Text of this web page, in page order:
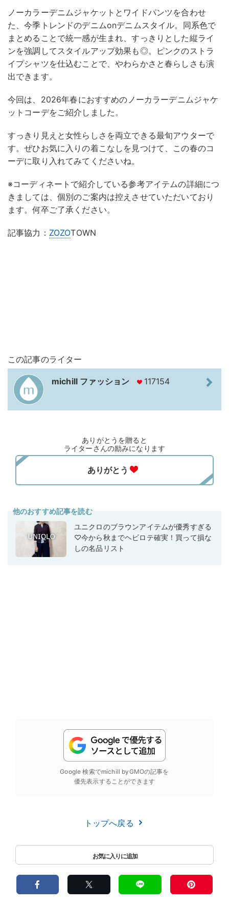
ノーカラーデニムジャケットとワイドパンツを合わせ
た、今季トレンドのデニムonデニムスタイル。同系色で
まとめることで統一感が生まれ、すっきりとした縦ライ
ンを強調してスタイルアップ効果も◎。ピンクのストラ
イプシャツを仕込むことで、やわらかさと春らしさも演
出できます。
今回は、2026年春におすすめのノーカラーデニムジャケ
ットコーデをご紹介しました。
すっきり見えと女性らしさを両立できる最旬アウターで
す。ぜひお気に入りの着こなしを見つけて、この春のコ
ーデに取り入れてみてくださいね。
※コーディネートで紹介している参考アイテムの詳細につ
きましては、個別のご案内は控えさせていただいており
ます。何卒ご了承ください。
記事協力： ZOZOTOWN
この記事のライター
michill ファッション 117154
ありがとうを贈ると
ライターさんの励みになります
他のおすすめ記事を読む
ユニクロのブラウンアイテムが優秀すぎる
♡今から秋までヘビロテ確実！買って損な
しの名品リスト
Google 検索でmichill byGMOの記事を
優先表示することができます
トップへ戻る